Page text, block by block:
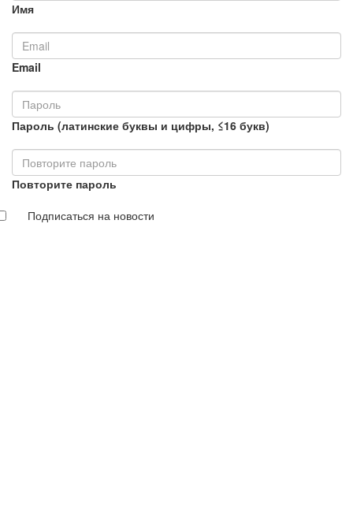
Имя
Email
Пароль (латинские буквы и цифры, ≤16 букв)
Повторите пароль
Подписаться на новости